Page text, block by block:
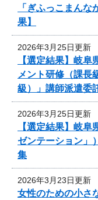
「ぎふっこまん
果】
2026年3月25日更新
【選定結果】岐
メント研修（課長
級）」講師派遣委
2026年3月25日更新
【選定結果】岐
ゼンテーション」
集
2026年3月23日更新
女性のための小さ